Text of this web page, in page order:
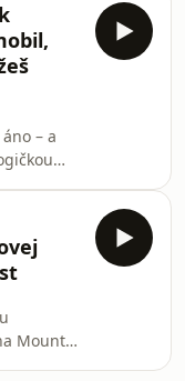
A hlavne
– a
detox
káva.
Mount